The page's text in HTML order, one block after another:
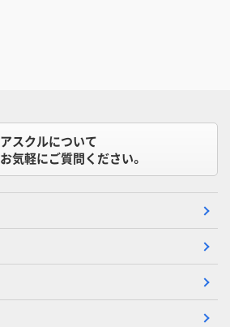
アスクルについて
お気軽にご質問ください。